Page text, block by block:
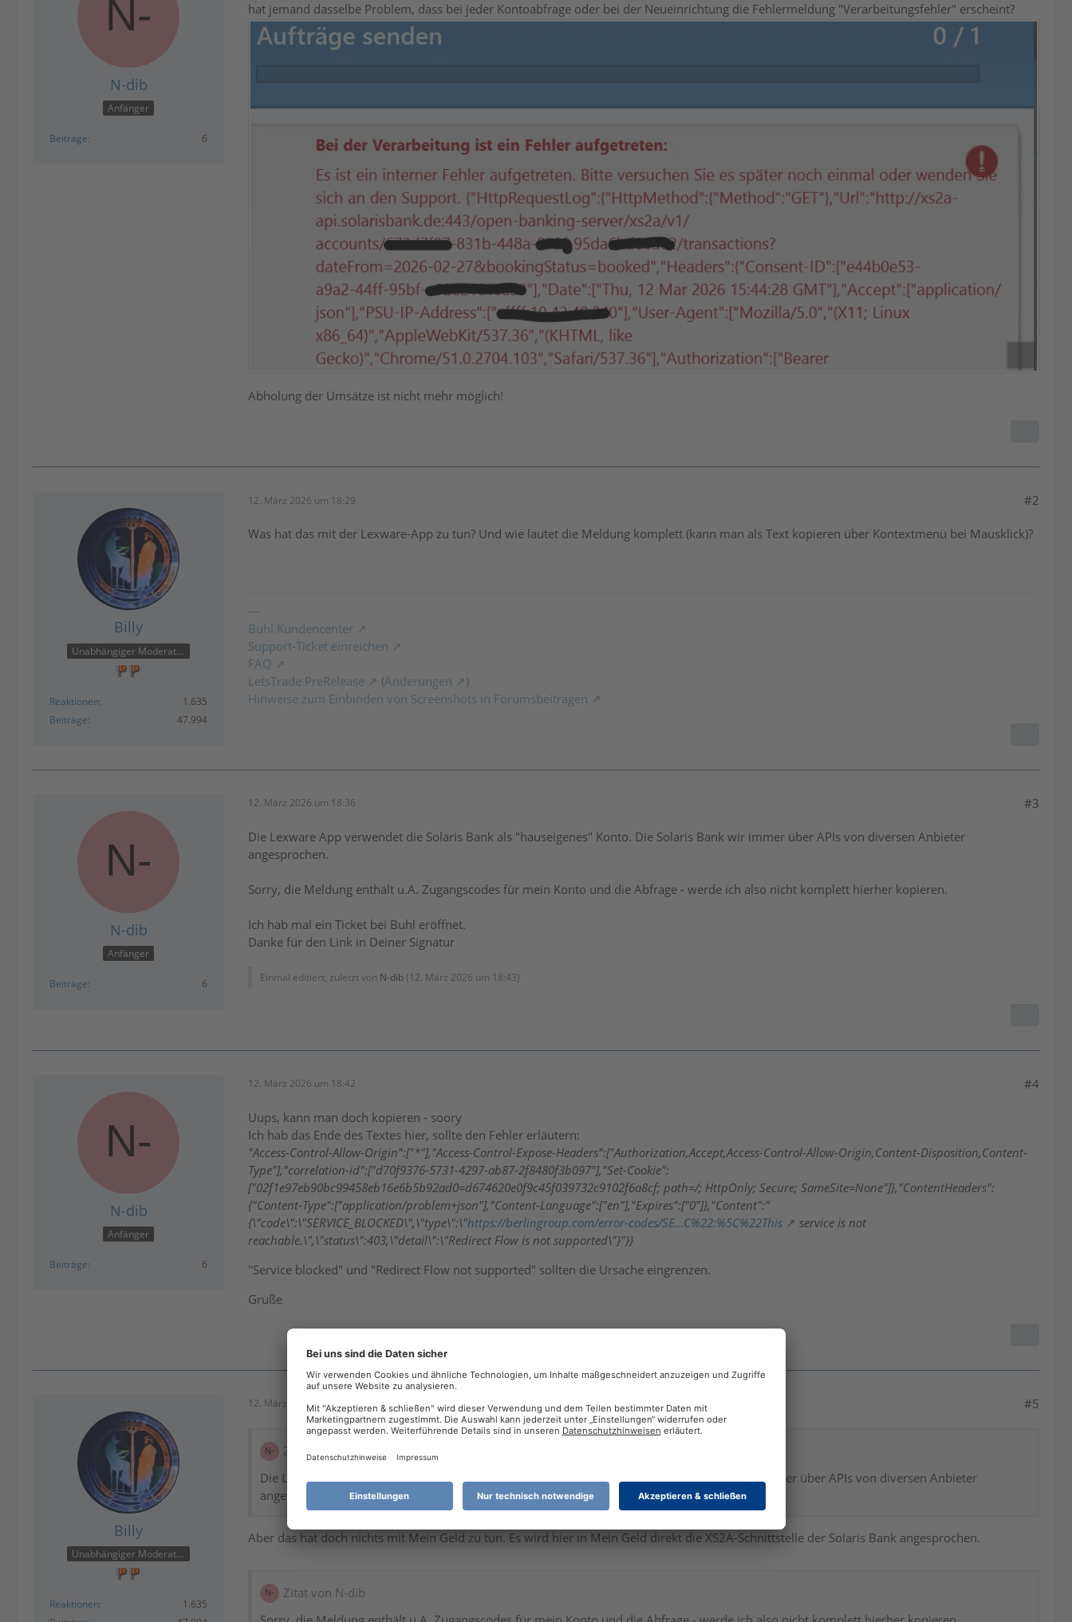
N-dib
Anfänger
Beiträge 6
hat jemand dasselbe Problem, dass bei jeder Kontoabfrage oder bei der Neueinrichtung die Fehlermeldung "Verarbeitungsfehler" erscheint?
Abholung der Umsätze ist nicht mehr möglich!
Billy
Unabhängiger Moderator
Reaktionen
1.635
Beiträge
47.994
12. März 2026 um 18:29 #2
Was hat das mit der Lexware-App zu tun? Und wie lautet die Meldung komplett (kann man als Text kopieren über Kontextmenü bei Mausklick)?
---
Buhl Kundencenter
Support-Ticket einreichen
FAQ
LetsTrade PreRelease
(Änderungen
)
Hinweise zum Einbinden von Screenshots in Forumsbeiträgen
N-dib
Anfänger
Beiträge 6
12. März 2026 um 18:36 #3
Die Lexware App verwendet die Solaris Bank als "hauseigenes" Konto. Die Solaris Bank wir immer über APIs von diversen Anbieter
angesprochen.
Sorry, die Meldung enthält u.A. Zugangscodes für mein Konto und die Abfrage - werde ich also nicht komplett hierher kopieren.
Ich hab mal ein Ticket bei Buhl eröffnet.
Danke für den Link in Deiner Signatur
Einmal editiert, zuletzt von N-dib (12. März 2026 um 18:43)
N-dib
Anfänger
Beiträge 6
12. März 2026 um 18:42 #4
Uups, kann man doch kopieren - soory
Ich hab das Ende des Textes hier, sollte den Fehler erläutern:
"Access-Control-Allow-Origin":["*"],"Access-Control-Expose-Headers":["Authorization,Accept,Access-Control-Allow-Origin,Content-Disposition,Content-
Type"],"correlation-id":["d70f9376-5731-4297-ab87-2f8480f3b097"],"Set-Cookie":
["02f1e97eb90bc99458eb16e6b5b92ad0=d674620e0f9c45f039732c9102f6a8cf; path=/; HttpOnly; Secure; SameSite=None"]},"ContentHeaders":
{"Content-Type":["application/problem+json"],"Content-Language":["en"],"Expires":["0"]},"Content":"
{\"code\":\"SERVICE_BLOCKED\",\"type\":\"https://berlingroup.com/error-codes/SE…C%22:%5C%22This
service is not
reachable.\",\"status\":403,\"detail\":\"Redirect Flow is not supported\"}"}}
"Service blocked" und "Redirect Flow not supported" sollten die Ursache eingrenzen.
Grüße
Billy
Unabhängiger Moderator
Reaktionen
1.635
12. März 2026 um 18:47 #5
Zitat von N-dib
Die Lexware App verwendet die Solaris Bank als "hauseigenes" Konto. Die Solaris Bank wir immer über APIs von diversen Anbieter
angesprochen.
Aber das hat doch nichts mit Mein Geld zu tun. Es wird hier in Mein Geld direkt die XS2A-Schnittstelle der Solaris Bank angesprochen.
Zitat von N-dib